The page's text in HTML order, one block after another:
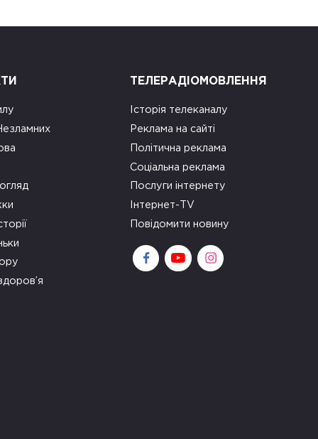
Незламних
ТЕЛЕРАДІОМОВЛЕННЯ
Історія телеканалу
Реклама на сайті
Політична реклама
Соціальна реклама
Послуги інтернету
Інтернет-TV
Повідомити новину